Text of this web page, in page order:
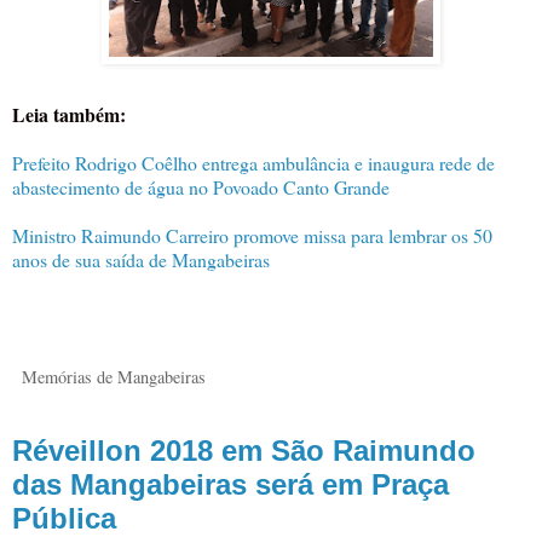
Leia também:
Prefeito Rodrigo Coêlho entrega ambulância e inaugura rede de
abastecimento de água no Povoado Canto Grande
Ministro Raimundo Carreiro promove missa para lembrar os 50
anos de sua saída de Mangabeiras
Memórias de Mangabeiras
Réveillon 2018 em São Raimundo
das Mangabeiras será em Praça
Pública